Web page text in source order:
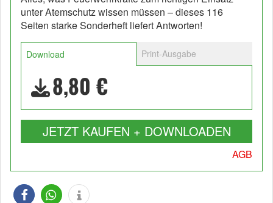
unter Atemschutz wissen müssen – dieses 116
Seiten starke Sonderheft liefert Antworten!
Download Print-Ausgabe
8,80 €
JETZT KAUFEN + DOWNLOADEN
AGB